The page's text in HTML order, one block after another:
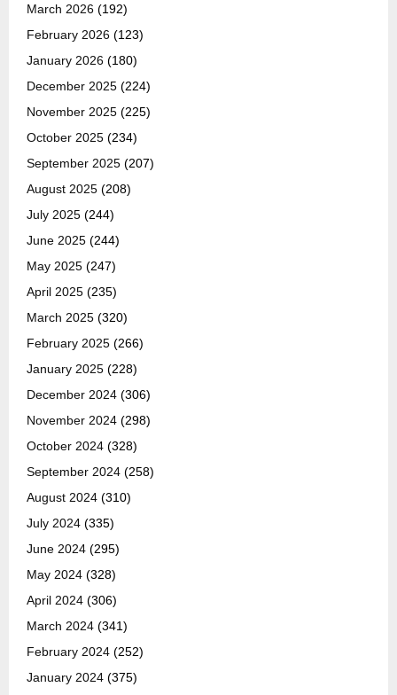
March 2026 (192)
February 2026 (123)
January 2026 (180)
December 2025 (224)
November 2025 (225)
October 2025 (234)
September 2025 (207)
August 2025 (208)
July 2025 (244)
June 2025 (244)
May 2025 (247)
April 2025 (235)
March 2025 (320)
February 2025 (266)
January 2025 (228)
December 2024 (306)
November 2024 (298)
October 2024 (328)
September 2024 (258)
August 2024 (310)
July 2024 (335)
June 2024 (295)
May 2024 (328)
April 2024 (306)
March 2024 (341)
February 2024 (252)
January 2024 (375)